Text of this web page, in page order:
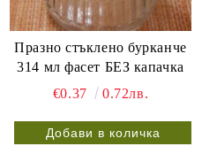
Празно стъклено бурканче
314 мл фасет БЕЗ капачка
€0.37
0.72лв.